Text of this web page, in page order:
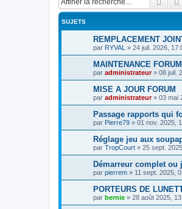
SUJETS
REMPLACEMENT
par RYVAL » 24 juil. 2026,
MAINTENANCE
par administrateur» 08 juil.
MISE A JOUR FORUM
par administrateur» 03 mai
Passage rapports qui
par Pierre79 » 01 nov. 2025,
Réglage jeu aux
par TropCourt » 25 sept.
Démarreur complet ou
par pierrem » 11 sept. 2025,
PORTEURS DE
par bernie » 28 août 2025,